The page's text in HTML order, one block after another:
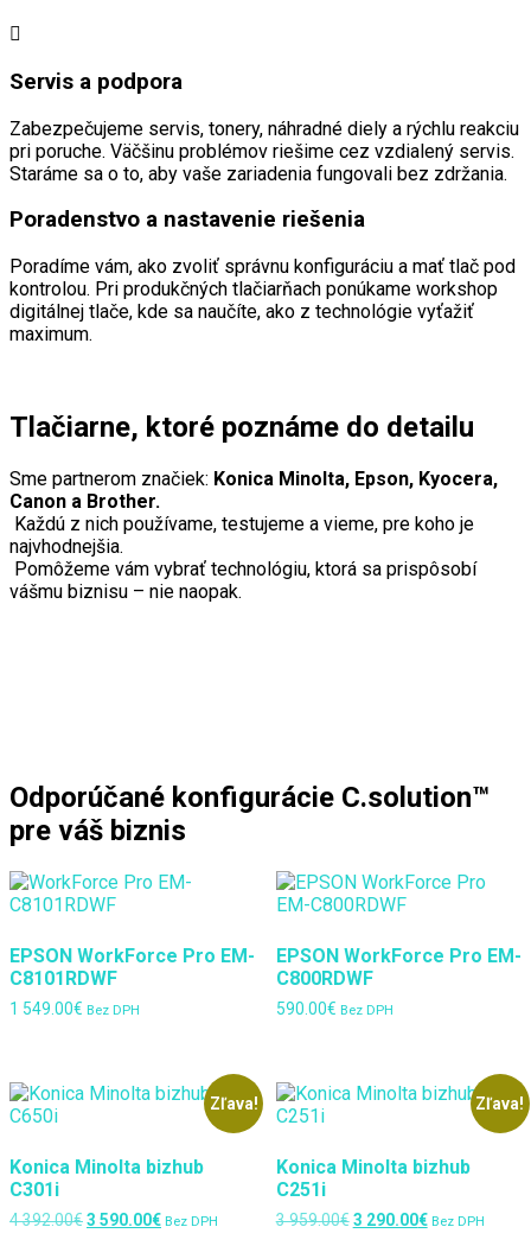
Servis a podpora
Zabezpečujeme servis, tonery, náhradné diely a rýchlu reakciu
pri poruche. Väčšinu problémov riešime cez vzdialený servis.
Staráme sa o to, aby vaše zariadenia fungovali bez zdržania.
Poradenstvo a nastavenie riešenia
Poradíme vám, ako zvoliť správnu konfiguráciu a mať tlač pod
kontrolou. Pri produkčných tlačiarňach ponúkame workshop
digitálnej tlače, kde sa naučíte, ako z technológie vyťažiť
maximum.
Tlačiarne, ktoré poznáme do detailu
Sme partnerom značiek: Konica Minolta, Epson, Kyocera,
Canon a Brother.
Každú z nich používame, testujeme a vieme, pre koho je
najvhodnejšia.
Pomôžeme vám vybrať technológiu, ktorá sa prispôsobí
vášmu biznisu – nie naopak.
Odporúčané konfigurácie C.solution™
pre váš biznis
EPSON WorkForce Pro EM-
C8101RDWF
1 549.00€ Bez DPH
EPSON WorkForce Pro EM-
C800RDWF
590.00€ Bez DPH
Zľava!
Konica Minolta bizhub
C301i
4 392.00€Pôvodná
3 590.00€Aktuálna
Bez DPH
Zľava!
Konica Minolta bizhub
C251i
3 959.00€ Pôvodná
3 290.00€Aktuálna
Bez DPH